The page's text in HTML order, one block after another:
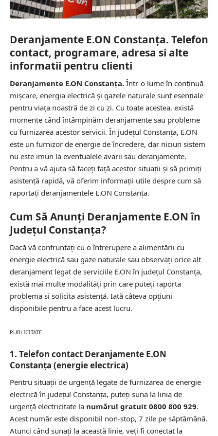
Deranjamente E.ON Constanța. Telefon
contact, programare, adresa si alte
informatii pentru clienti
Deranjamente E.ON Constanța. Într-o lume în continuă
mișcare, energia electrică și gazele naturale sunt esențiale
pentru viața noastră de zi cu zi. Cu toate acestea, există
momente când întâmpinăm deranjamente sau probleme
cu furnizarea acestor servicii. În județul Constanța, E.ON
este un furnizor de energie de încredere, dar niciun sistem
nu este imun la eventualele avarii sau deranjamente.
Pentru a vă ajuta să faceți față acestor situații și să primiți
asistență rapidă, vă oferim informații utile despre cum să
raportați deranjamentele E.ON Constanța.
Cum Să Anunți Deranjamente E.ON în
Județul Constanța?
Dacă vă confruntați cu o întrerupere a alimentării cu
energie electrică sau gaze naturale sau observați orice alt
deranjament legat de serviciile E.ON în județul Constanța,
există mai multe modalități prin care puteți raporta
problema și solicita asistență. Iată câteva opțiuni
disponibile pentru a face acest lucru.
PUBLICITATE
1. Telefon contact Deranjamente E.ON
Constanța (energie electrica)
Pentru situații de urgență legate de furnizarea de energie
electrică în județul Constanța, puteți suna la linia de
urgență electricitate la numărul gratuit 0800 800 929.
Acest număr este disponibil non-stop, 7 zile pe săptămână.
Atunci când sunați la această linie, veți fi conectat la